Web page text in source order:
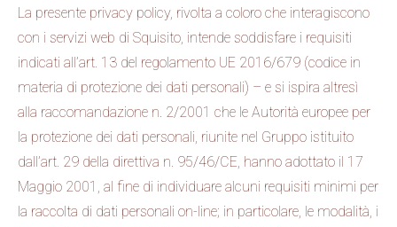
La presente privacy policy, rivolta a coloro che interagiscono
con i servizi web di Squisito, intende soddisfare i requisiti
indicati all’art. 13 del regolamento UE 2016/679 (codice in
materia di protezione dei dati personali) – e si ispira altresì
alla raccomandazione n. 2/2001 che le Autorità europee per
la protezione dei dati personali, riunite nel Gruppo istituito
dall’art. 29 della direttiva n. 95/46/CE, hanno adottato il 17
Maggio 2001, al fine di individuare alcuni requisiti minimi per
la raccolta di dati personali on-line; in particolare, le modalità, i